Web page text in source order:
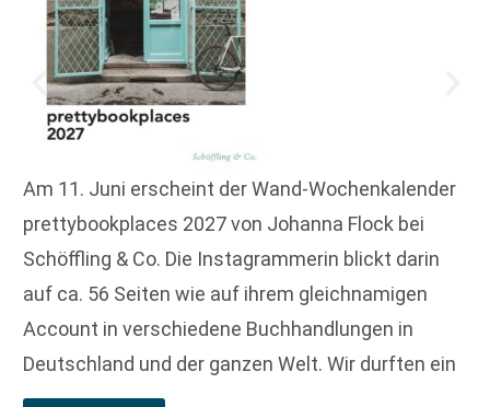
Am 11. Juni erscheint der Wand-Wochenkalender
prettybookplaces 2027 von Johanna Flock bei
Schöffling & Co. Die Instagrammerin blickt darin
auf ca. 56 Seiten wie auf ihrem gleichnamigen
Account in verschiedene Buchhandlungen in
Deutschland und der ganzen Welt. Wir durften ein